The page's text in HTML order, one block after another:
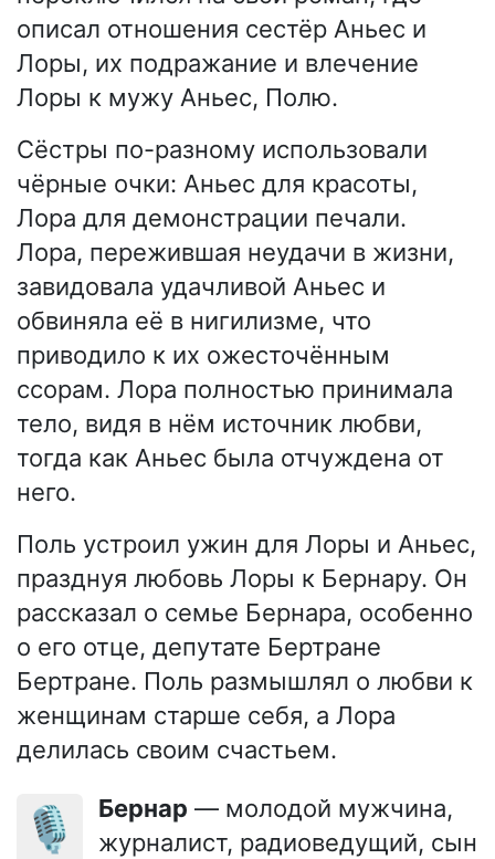
описал отношения сестёр Аньес и
Лоры, их подражание и влечение
Лоры к мужу Аньес, Полю.
Сёстры по-разному использовали
чёрные очки: Аньес для красоты,
Лора для демонстрации печали.
Лора, пережившая неудачи в жизни,
завидовала удачливой Аньес и
обвиняла её в нигилизме, что
приводило к их ожесточённым
ссорам. Лора полностью принимала
тело, видя в нём источник любви,
тогда как Аньес была отчуждена от
него.
Поль устроил ужин для Лоры и Аньес,
празднуя любовь Лоры к Бернару. Он
рассказал о семье Бернара, особенно
о его отце, депутате Бертране
Бертране. Поль размышлял о любви к
женщинам старше себя, а Лора
делилась своим счастьем.
🎙️ Бернар — молодой мужчина,
журналист, радиоведущий, сын